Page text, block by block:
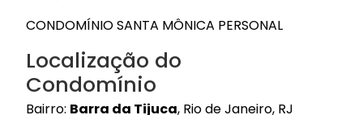
CONDOMÍNIO SANTA MÔNICA PERSONAL
Localização do
Condomínio
Bairro: Barra da Tijuca, Rio de Janeiro, RJ